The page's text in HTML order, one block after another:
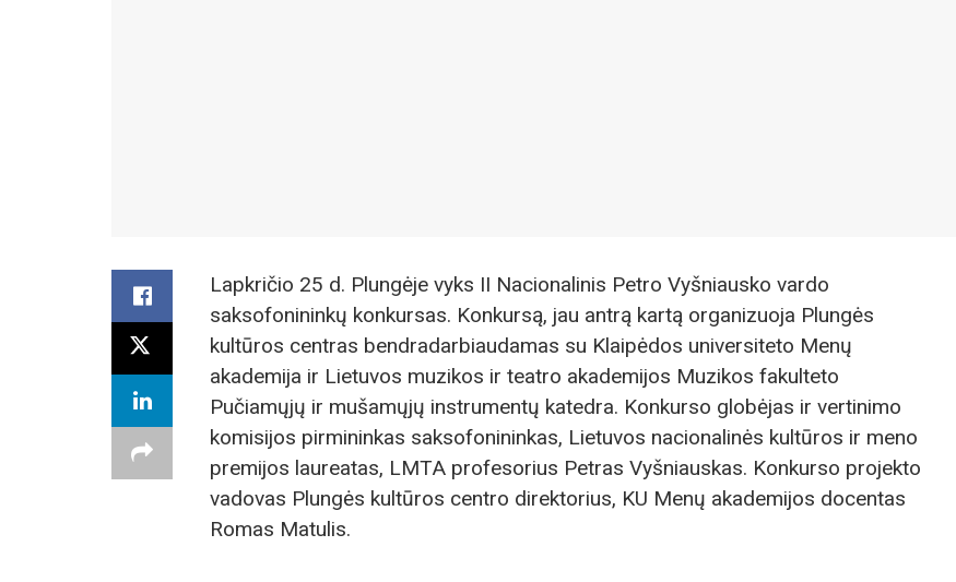
Lapkričio 25 d. Plungėje vyks II Nacionalinis Petro Vyšniausko vardo
saksofonininkų konkursas. Konkursą, jau antrą kartą organizuoja Plungės
kultūros centras bendradarbiaudamas su Klaipėdos universiteto Menų
akademija ir Lietuvos muzikos ir teatro akademijos Muzikos fakulteto
Pučiamųjų ir mušamųjų instrumentų katedra. Konkurso globėjas ir vertinimo
komisijos pirmininkas saksofonininkas, Lietuvos nacionalinės kultūros ir meno
premijos laureatas, LMTA profesorius Petras Vyšniauskas. Konkurso projekto
vadovas Plungės kultūros centro direktorius, KU Menų akademijos docentas
Romas Matulis.